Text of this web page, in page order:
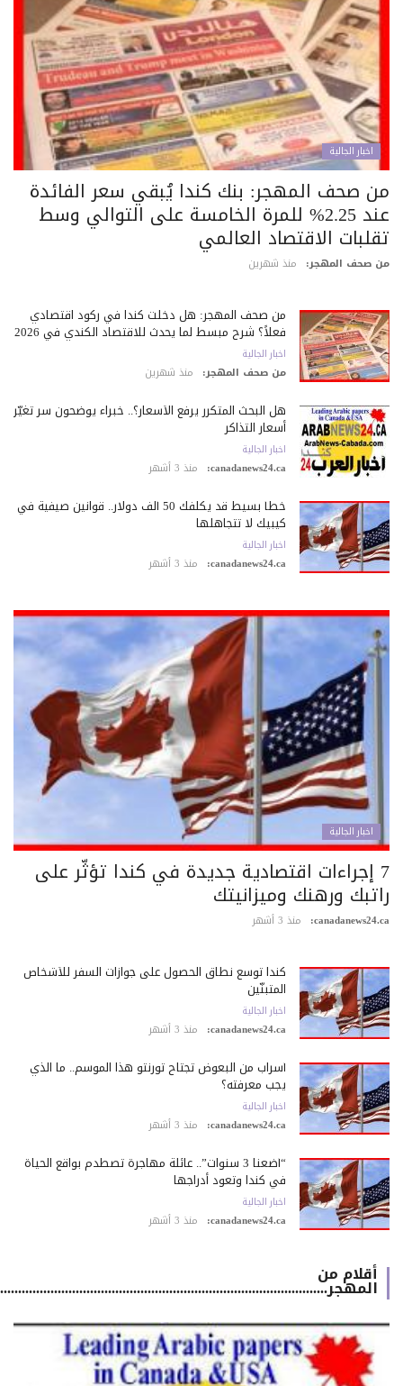
اخبار الجالية
صحف المهجر: بنك كندا يُبقي سعر الفائدة
عند 2.25% للمرة الخامسة على التوالي وسط
الاقتصاد العالمي
صحف المهجر: منذ شهرين
من صحف المهجر: هل دخلت كندا في ركود اقتصادي
فعلاً؟ شرح مبسط لما يحدث للاقتصاد الكندي في 2026
اخبار الجالية
من صحف المهجر: منذ شهرين
هل البحث المتكرر يرفع الأسعار؟.. خبراء يوضحون سر تغيّر
أسعار التذاكر
اخبار الجالية
canadanews24.ca: منذ 3 أشهر
خطأ بسيط قد يكلّفك 50 ألف دولار.. قوانين صيفية في
كيبيك لا تتجاهلها
اخبار الجالية
canadanews24.ca: منذ 3 أشهر
اخبار الجالية
7 إجراءات اقتصادية جديدة في كندا تؤثّر على
ورهنك وميزانيتك
منذ 3 أشهر
كندا توسع نطاق الحصول على جوازات السفر للأشخاص
المتبنّين
اخبار الجالية
canadanews24.ca: منذ 3 أشهر
أسراب من البعوض تجتاح تورنتو هذا الموسم.. ما الذي
يجب معرفته؟
اخبار الجالية
canadanews24.ca: منذ 3 أشهر
“أضعنا 3 سنوات”.. عائلة مهاجرة تصطدم بواقع الحياة
في كندا وتعود أدراجها
اخبار الجالية
canadanews24.ca: منذ 3 أشهر
أقلام من
المهجر.................................................................................................